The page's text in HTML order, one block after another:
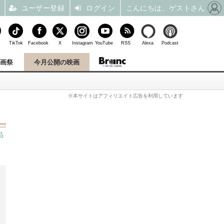
祭 今月公開の映画
※本サイトはアフィリエイト広告を利用しています
TikTok Facebook X Instagram YouTube RSS Alexa Podcast
ユーザー登録 ログイン こんにちは、ゲストさん